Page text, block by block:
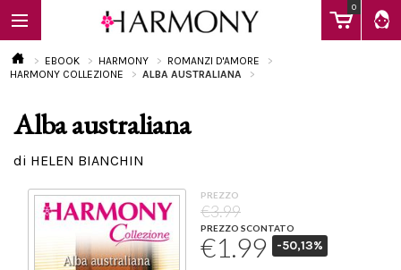
0
EBOOK
EBOOK HARMONY
ROMANZI D'AMORE
HARMONY COLLEZIONE
ALBA AUSTRALIANA
Alba australiana
di HELEN BIANCHIN
PREZZO
€3.99
PREZZO SCONTATO
€1.99 -50,13%